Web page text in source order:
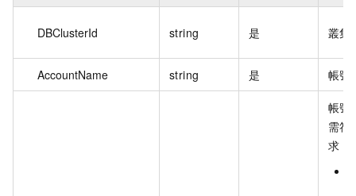
DBClusterId string 是 叢集
AccountName string 是 帳號
帳號
需符
求：